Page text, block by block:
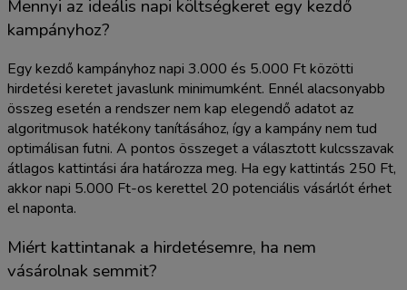
Mennyi az ideális napi költségkeret egy kezdő
kampányhoz?
Egy kezdő kampányhoz napi 3.000 és 5.000 Ft közötti
hirdetési keretet javaslunk minimumként. Ennél alacsonyabb
összeg esetén a rendszer nem kap elegendő adatot az
algoritmusok hatékony tanításához, így a kampány nem tud
optimálisan futni. A pontos összeget a választott kulcsszavak
átlagos kattintási ára határozza meg. Ha egy kattintás 250 Ft,
akkor napi 5.000 Ft-os kerettel 20 potenciális vásárlót érhet
el naponta.
Miért kattintanak a hirdetésemre, ha nem
vásárolnak semmit?